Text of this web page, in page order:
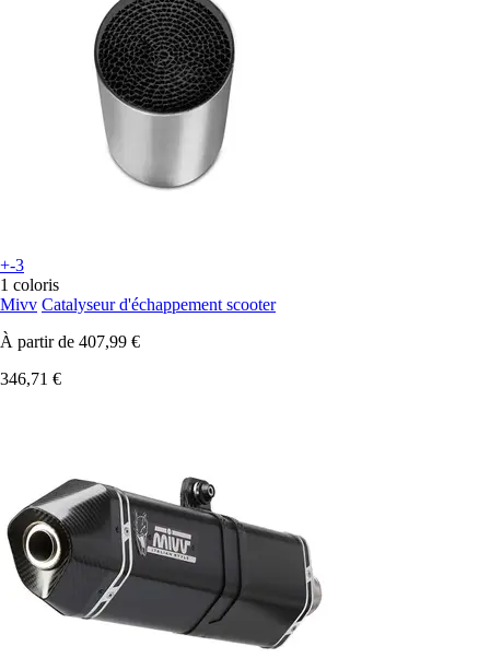
+-3
1 coloris
Mivv Catalyseur d'échappement scooter
À partir de 407,99 €
346,71 €